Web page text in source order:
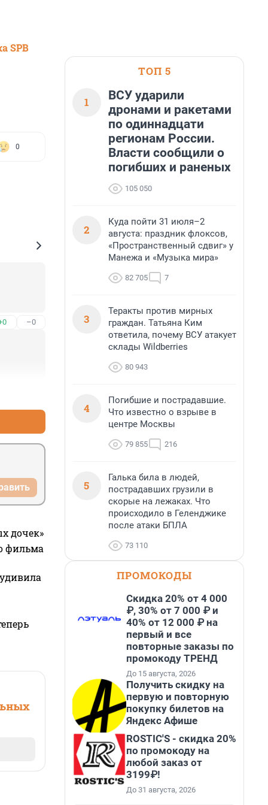
SPB
0
–0
дочек»
фильма
ТОП 5
1
ВСУ ударили
дронами и ракетами
по одиннадцати
регионам России.
Власти сообщили о
погибших и раненых
105 050
2
Куда пойти 31 июля–2
августа: праздник флоксов,
«Пространственный сдвиг» у
Манежа и «Музыка мира»
82 705 7
3
Теракты против мирных
граждан. Татьяна Ким
ответила, почему ВСУ атакует
склады Wildberries
80 943
4
Погибшие и пострадавшие.
Что известно о взрыве в
центре Москвы
79 855 216
5
Галька била в людей,
пострадавших грузили в
скорые на лежаках. Что
происходило в Геленджике
после атаки БПЛА
73 110
ПРОМОКОДЫ
Скидка 20% от 4 000
₽, 30% от 7 000 ₽ и
40% от 12 000 ₽ на
первый и все
повторные заказы по
промокоду ТРЕНД
До 15 августа, 2026
Получить скидку на
первую и повторную
покупку билетов на
Яндекс Афише
ROSTIC'S - скидка 20%
по промокоду на
любой заказ от
3199₽!
До 31 августа, 2026